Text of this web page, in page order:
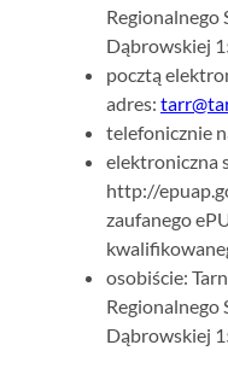
Regionalnego
Dąbrowskiej
pocztą
adres:
telefonicznie
elektroniczna
http://
zaufanego
osobiście:
Regionalnego
Dąbrowskiej